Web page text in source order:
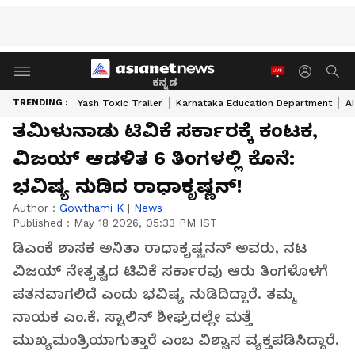
ಕನ್ನಡ
TRENDING : Yash Toxic Trailer Karnataka Education Department
ತಮಿಳುನಾಡು ಟಿವಿಕೆ ಸರ್ಕಾರಕ್ಕೆ ಕಂಟಕ,
ವಿಜಯ್ ಆಡಳಿತ 6 ತಿಂಗಳಲ್ಲಿ ಕೊನೆ:
ಭವಿಷ್ಯ ನುಡಿದ ರಾಧಾಕೃಷ್ಣನ್!
Author : Gowthami K | News
Published : May 18 2026, 05:33 PM IST
ಡಿಎಂಕೆ ಶಾಸಕ ಅನಿತಾ ರಾಧಾಕೃಷ್ಣನನ್ ಅವರು, ನಟ
ವಿಜಯ್ ನೇತೃತ್ವದ ಟಿವಿಕೆ ಸರ್ಕಾರವು ಆರು ತಿಂಗಳೊಳಗೆ
ಪತನವಾಗಲಿದೆ ಎಂದು ಭವಿಷ್ಯ ನುಡಿದಿದ್ದಾರೆ. ತಮ್ಮ
ನಾಯಕ ಎಂ.ಕೆ. ಸ್ಟಾಲಿನ್ ಶೀಘ್ರದಲ್ಲೇ ಮತ್ತೆ
ಮುಖ್ಯಮಂತ್ರಿಯಾಗುತ್ತಾರೆ ಎಂಬ ವಿಶ್ವಾಸ ವ್ಯಕ್ತಪಡಿಸಿದ್ದಾರೆ.